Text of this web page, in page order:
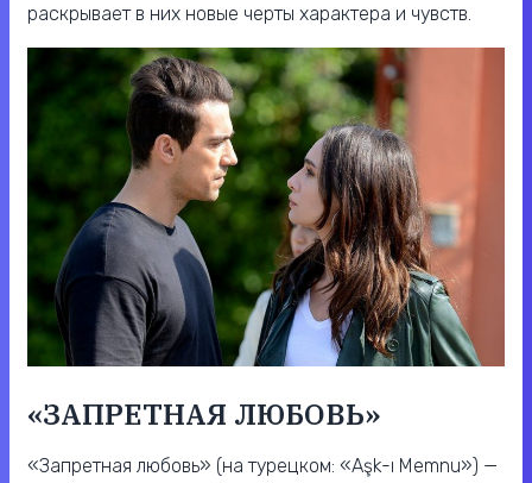
раскрывает в них новые черты характера и чувств.
«ЗАПРЕТНАЯ ЛЮБОВЬ»
«Запретная любовь» (на турецком: «Aşk-ı Memnu») —